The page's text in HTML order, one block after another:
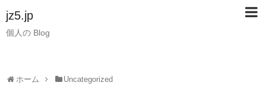
jz5.jp
個人の Blog
ホーム Uncategorized